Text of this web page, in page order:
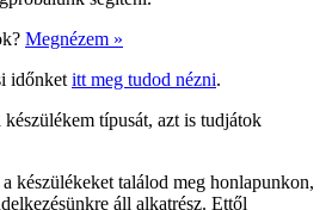
Megnézem »
időnket itt meg tudod nézni.
típusát, azt is tudjátok
készülékeket találod meg honlapunkon,
áll alkatrész. Ettől